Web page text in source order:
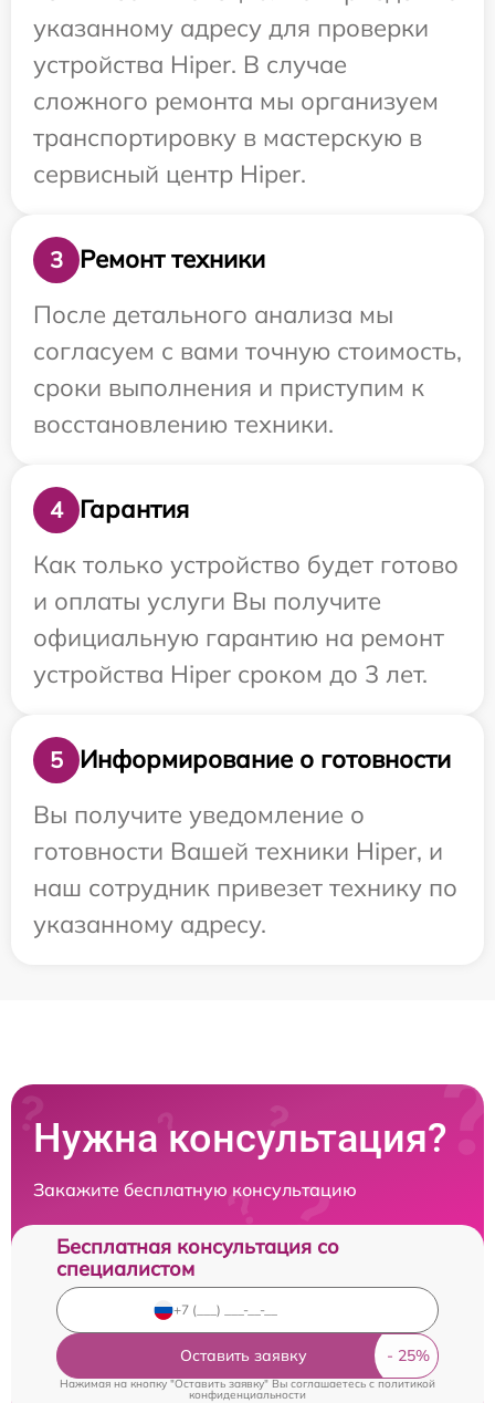
указанному адресу для проверки
устройства Hiper. В случае
сложного ремонта мы организуем
транспортировку в мастерскую в
сервисный центр Hiper.
3
Ремонт техники
После детального анализа мы
согласуем с вами точную стоимость,
сроки выполнения и приступим к
восстановлению техники.
4
Гарантия
Как только устройство будет готово
и оплаты услуги Вы получите
официальную гарантию на ремонт
устройства Hiper сроком до 3 лет.
5
Информирование о готовности
Вы получите уведомление о
готовности Вашей техники Hiper, и
наш сотрудник привезет технику по
указанному адресу.
Нужна консультация?
Закажите бесплатную консультацию
Бесплатная консультация со
специалистом
Оставить заявку
Нажимая на кнопку "Оставить заявку" Вы соглашаетесь cполитикой
конфиденциальности